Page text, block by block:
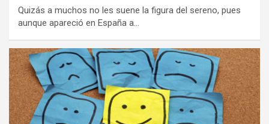
Quizás a muchos no les suene la figura del sereno, pues
aunque apareció en España a…